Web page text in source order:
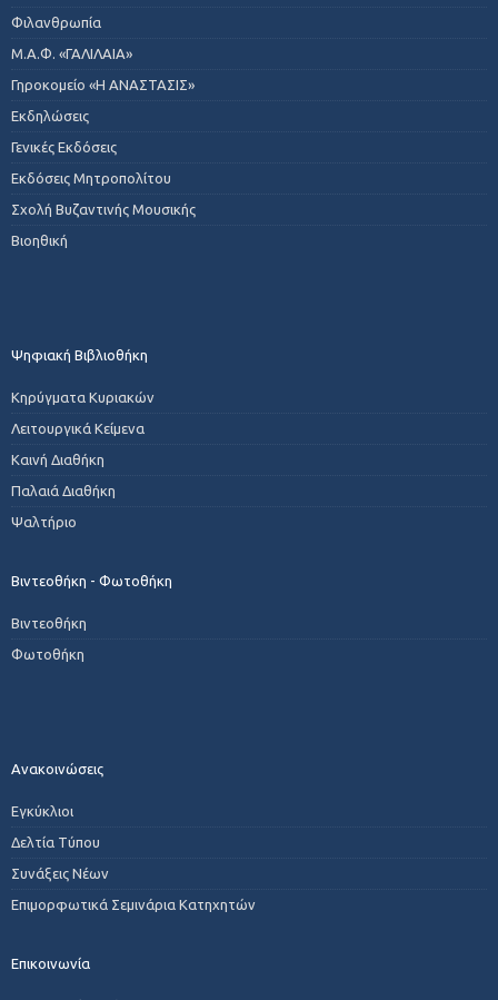
Φιλανθρωπία
Μ.Α.Φ. «ΓΑΛΙΛΑΙΑ»
Γηροκομείο «Η ΑΝΑΣΤΑΣΙΣ»
Εκδηλώσεις
Γενικές Εκδόσεις
Εκδόσεις Μητροπολίτου
Σχολή Βυζαντινής Μουσικής
Βιοηθική
Ψηφιακή Βιβλιοθήκη
Κηρύγματα Κυριακών
Λειτουργικά Κείμενα
Καινή Διαθήκη
Παλαιά Διαθήκη
Ψαλτήριο
Βιντεοθήκη - Φωτοθήκη
Βιντεοθήκη
Φωτοθήκη
Ανακοινώσεις
Εγκύκλιοι
Δελτία Τύπου
Συνάξεις Νέων
Επιμορφωτικά Σεμινάρια Κατηχητών
Επικοινωνία